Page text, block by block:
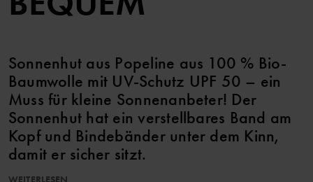
Sonnenhut aus Popeline aus 100 % Bio-
Baumwolle mit UV-Schutz UPF 50 – ein
Muss für kleine Sonnenanbeter! Der
Sonnenhut hat ein verstellbares Band am
Kopf und Bindebänder unter dem Kinn,
damit er sicher sitzt.
WEITERLESEN